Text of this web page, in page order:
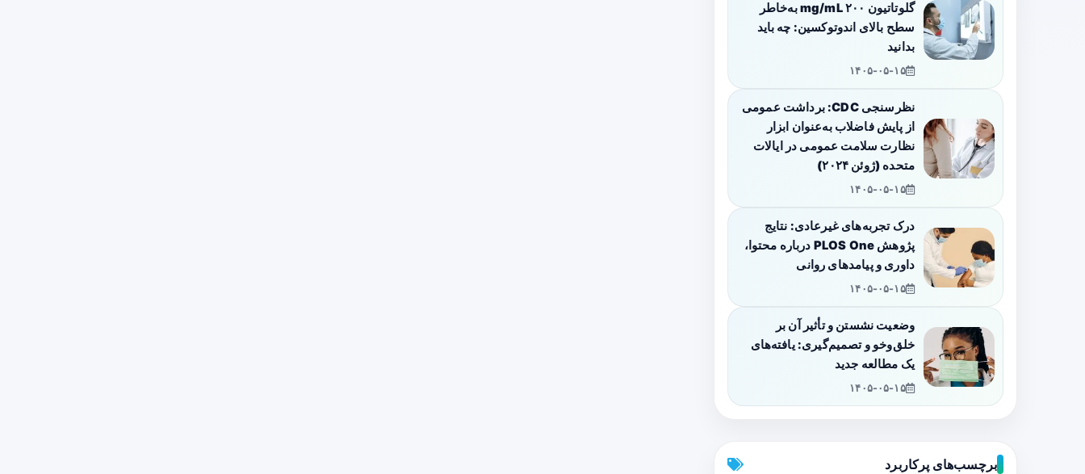
گلوتاتیون ۲۰۰ mg/mL به‌خاطر
سطح بالای اندوتوکسین: چه باید
بدانید
۱۴۰۵-۰۵-۱۵
نظرسنجی CDC: برداشت عمومی
از پایش فاضلاب به‌عنوان ابزار
نظارت سلامت عمومی در ایالات
متحده (ژوئن ۲۰۲۴)
۱۴۰۵-۰۵-۱۵
درک تجربه‌های غیرعادی: نتایج
پژوهش PLOS One درباره محتوا،
داوری و پیامدهای روانی
۱۴۰۵-۰۵-۱۵
وضعیت نشستن و تأثیر آن بر
خلق‌وخو و تصمیم‌گیری: یافته‌های
یک مطالعه جدید
۱۴۰۵-۰۵-۱۵
برچسب‌های پرکاربرد